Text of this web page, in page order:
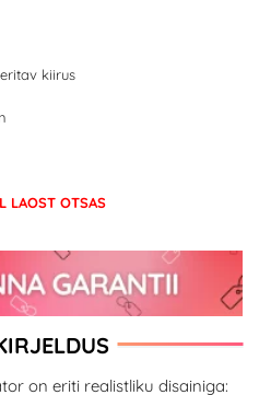
kiirus
LAOST OTSAS
on eriti realistliku disainiga: